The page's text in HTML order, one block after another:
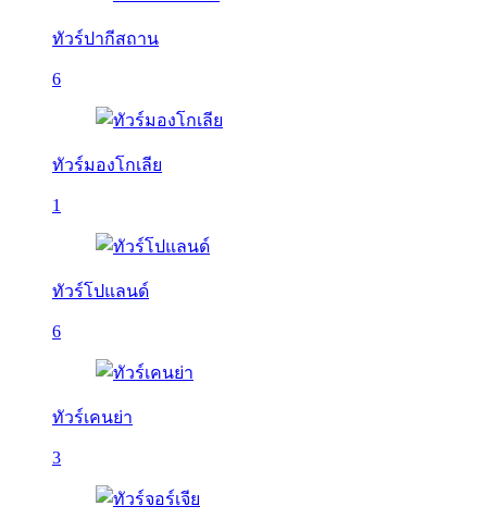
ทัวร์ปากีสถาน
6
ทัวร์มองโกเลีย
1
ทัวร์โปแลนด์
6
ทัวร์เคนย่า
3